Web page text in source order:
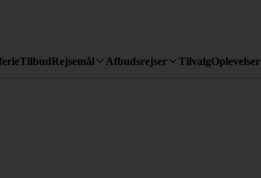
TilbudRejsemål Afbudsrejser TilvalgOplevelser